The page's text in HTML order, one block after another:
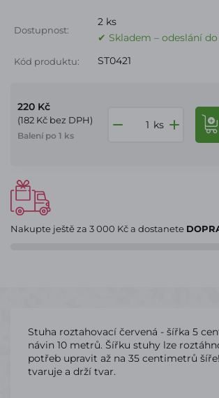
Dostupnost:
2 ks
✔ Skladem – odeslání
Kód produktu: ST0421
220 Kč
(182 Kč bez DPH)
Balení po 1 ks
ks
Nakupte ještě za 3 000 Kča dostanete
Stuha roztahovací červená - šířka 5
návin 10 metrů. Šířku stuhy lze
potřeb upravit až na 35 centimetrů
tvaruje a drží tvar.